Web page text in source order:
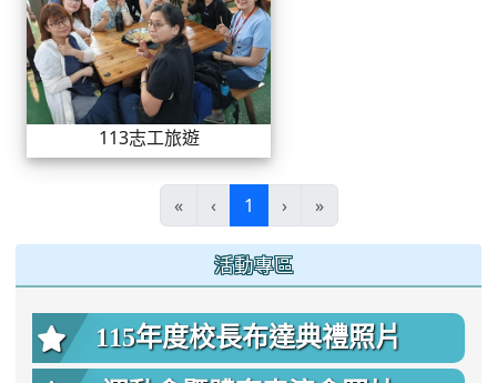
113志工旅遊
« ‹ 1 (current)
› »
活動專區
115年度校長布達典禮照片